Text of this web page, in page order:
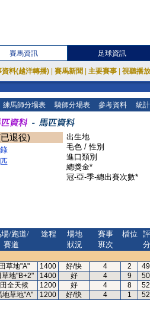
賽馬資訊 足球資訊
資料(越洋轉播) 賽馬新聞 主要賽事 視聽播
練馬師分場表 騎師分場表 參考資料 統
退役)
出生地
毛色 / 性別
進口類別
總獎金*
冠-亞-季-總出賽次數*
/跑道/
賽道
途程
場地
狀況
賽事
班次
檔位
評
分
草地"A" 1400 好/快 4 2
49
草地"B+2" 1400 好 4 9
50
全天候 1200 好 4 8
52
地草地"A" 1200 好/快 4 1 52